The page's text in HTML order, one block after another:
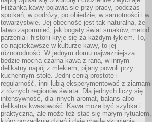
Filiżanka kawy pojawia się przy pracy, podczas
spotkań, w podróży, po obiedzie, w samotności i w
towarzystwie. Jej obecność jest tak naturalna, że
łatwo zapomnieć, jak bogaty świat smaków, metod
parzenia i historii kryje się za każdym łykiem. To,
co najciekawsze w kulturze kawy, to jej
różnorodność. W jednym domu najważniejsza
będzie mocna czarna kawa z rana, w innym
delikatny napój z mlekiem, pijany powoli przy
kuchennym stole. Jedni cenią prostotę i
regularność, inni lubią eksperymentować z ziarnami
z różnych regionów świata. Dla jednych liczy się
intensywność, dla innych aromat, balans albo
delikatna kwasowość. Kawa może być szybka i
praktyczna, ale może też stać się małym rytuałem,